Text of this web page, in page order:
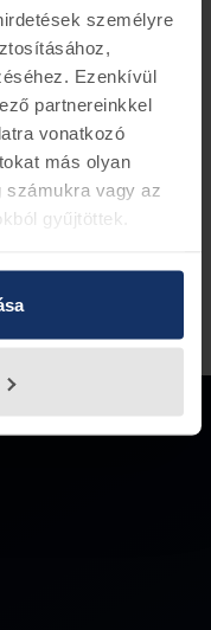
személyre
Ezenkívül
partnereinkkel
vonatkozó
más olyan
számukra vagy az
gyűjtöttek.
2B372-AA